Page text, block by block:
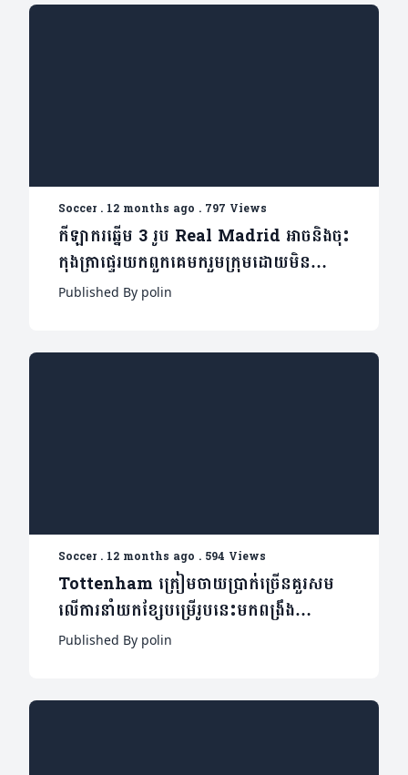
Soccer. 12 months ago . 797 Views
កីឡាករឆ្នើម 3 រូប Real Madrid អាចនិងចុះ
កុងត្រាផ្ទេរយកពួកគេមករួមក្រុមដោយមិន
ចំណាយប្រាក់( មាន3 វីដេអូ)
Published By polin
Soccer. 12 months ago . 594 Views
Tottenham ត្រៀមចាយប្រាក់ច្រើនគួរសម
លើការនាំយកខ្សែបម្រើរូបនេះមកពង្រឹង
ក្រុម(មាន១វីដេអូ)
Published By polin